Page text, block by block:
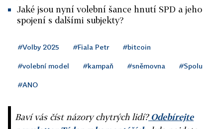
Jaké jsou nyní volební šance hnutí SPD a jeho
spojení s dalšími subjekty?
#Volby 2025 #Fiala Petr #bitcoin
#volební model #kampaň #sněmovna #Spolu
#ANO
Baví vás číst názory chytrých lidí?Odebírejte